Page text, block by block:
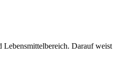
Darauf